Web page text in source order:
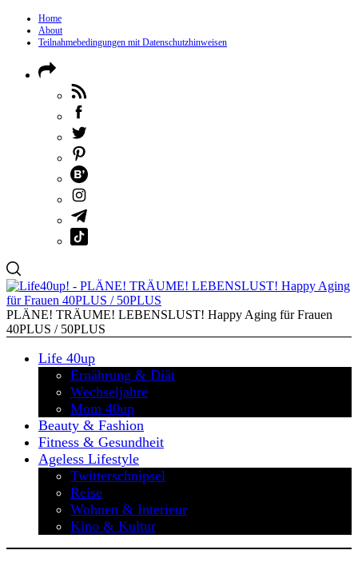
Home
About
Teilnahmebedingungen mit Datenschutzhinweisen
PLÄNE! TRÄUME! LEBENSLUST! Happy Aging für Frauen
40PLUS / 50PLUS
Life 40up
Ernährung & Diät
Wechseljahre
Mom 40up
Beauty & Fashion
Fitness & Gesundheit
Ageless Lifestyle
Twitterschnipsel
Reise
Wohnen & Interieur
Kino & Kultur